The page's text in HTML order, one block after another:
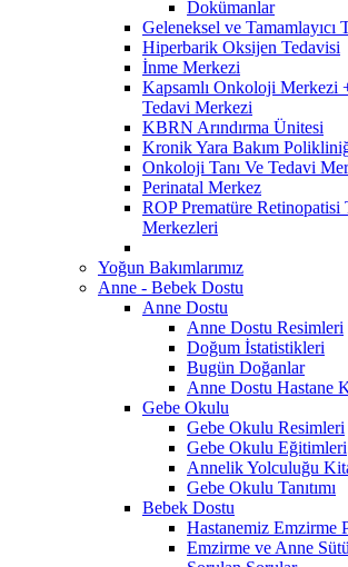
Dokümanlar
Geleneksel ve Tamamlayıcı
Hiperbarik Oksijen Tedavisi
İnme Merkezi
Kapsamlı Onkoloji Merkezi
Tedavi Merkezi
KBRN Arındırma Ünitesi
Kronik Yara Bakım
Onkoloji Tanı Ve Tedavi
Perinatal Merkez
ROP Prematüre Retinopatisi
Merkezleri
Yoğun Bakımlarımız
Anne - Bebek Dostu
Anne Dostu
Anne Dostu Resimleri
Doğum İstatistikleri
Bugün Doğanlar
Anne Dostu Hastane
Gebe Okulu
Gebe Okulu Resimleri
Gebe Okulu Eğitimleri
Annelik Yolculuğu
Gebe Okulu Tanıtımı
Bebek Dostu
Hastanemiz Emzirme
Emzirme ve Anne